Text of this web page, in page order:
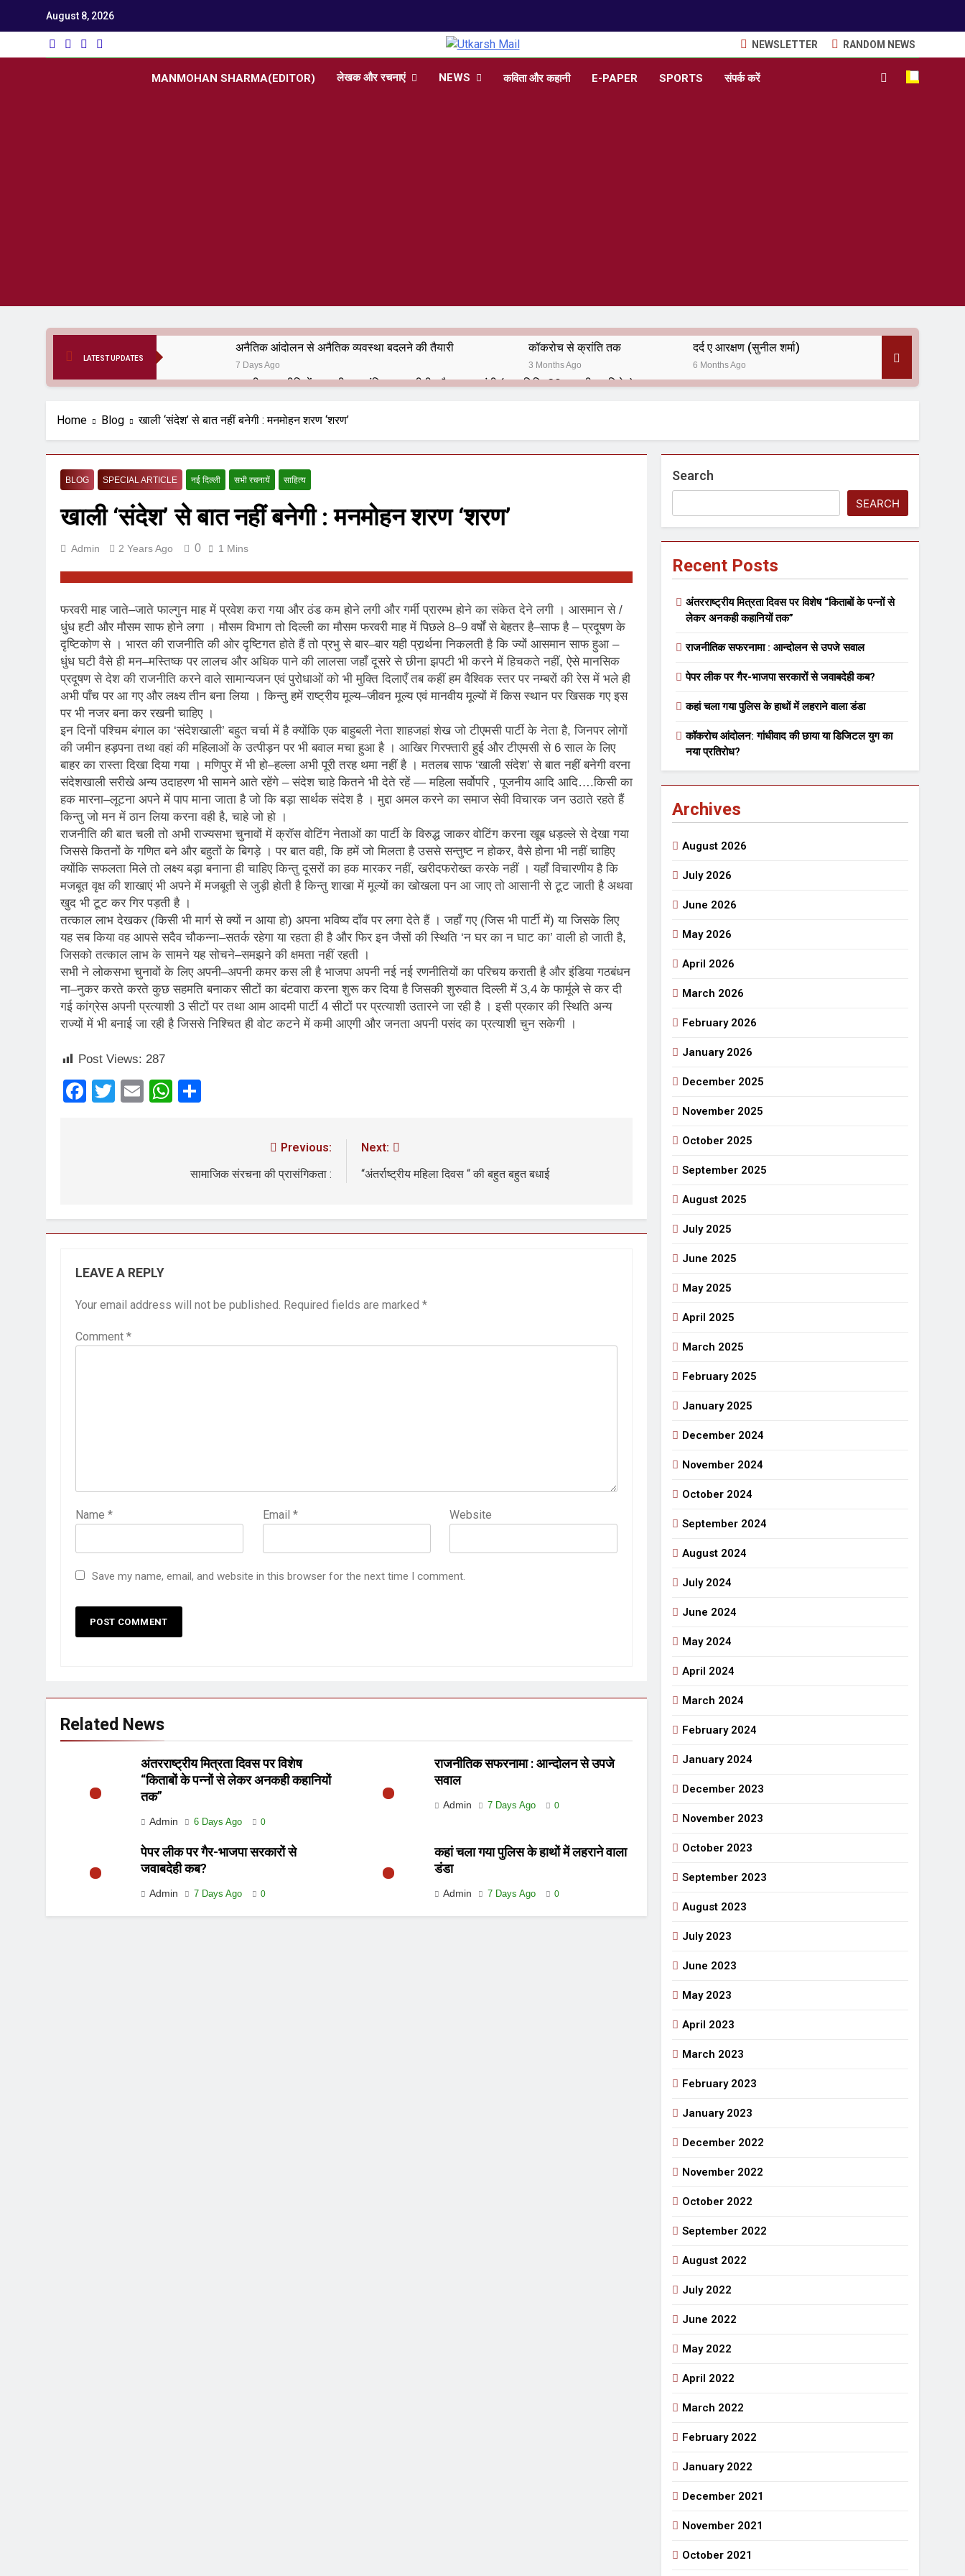
August 8, 2026
Utkarsh Mail
NEWSLETTER RANDOM NEWS
MANMOHAN SHARMA(EDITOR) लेखक और रचनाएं NEWS कविता और कहानी E-PAPER SPORTS संपर्क करें
LATEST UPDATES
अनैतिक आंदोलन से अनैतिक व्यवस्था बदलने की तैयारी
7 Days Ago
कॉकरोच से क्रांति तक
3 Months Ago
दर्द ए आरक्षण (सुनील शर्मा)
6 Months Ago
भारतीय राजनीति में आज भी प्रासांगिक एव अद्वीतीय है महात्मा गांधी (पुण्य तिथि-30 जनवरी पर विशेष)
आर्य समाज मधुबनी बिहार का शताब्दी समारोह
हरियाणा सरकार के बाबा बंदा सिंह बहादुर की स्मृति में स्मारक निर्माण की दिशा में बढ़ते कदम
1 Year Ago
आतंकवाद के जड़मूल नाश से पूर्व यह’ ऑपरेशन सिन्दूर’ रुकेगा नहीं : मनमोहन शर्मा ‘शरण’ (संपादक)
1 Year Ago
पाकिस्तान और PoK में 9 आतंकी ठिकानों पर भारत ने की एयर स्ट्राइक (ऑपरेशन सिन्दूर)
1 Year Ago
1 Year Ago
अनुराधा प्रकाशन, नई दिल्ली द्वारा ‘पुस्तक लोकार्पण, काव्य गोष्ठी एवं सम्मान समारोह’ का भव्य आयोजन
2 Years Ago
कितना बदल गया इंसान’ (सम्पादकीय)
2 Years Ago
अबकी बार हुए न पार
2 Years Ago
दिल्ली की फ़िरदौस ख़ान को मिला बेस्ट वालंटियर अवॉर्ड–लाल बिहारी लाल
2 Years Ago
समाज सेवा मे तत्पर दानवीर परिवार
2 Years Ago
“अंतर्राष्ट्रीय महिला दिवस “ की बहुत बहुत बधाई
2 Years Ago
भारत रत्न जननायक कर्पूरी ठाकुर
3 Years Ago
राम नाम लो प्रेम से – मनमोहन शर्मा ‘शरण’ (सम्पादकीय )
3 Years Ago
विश्व पुस्तक मेले (10-18 फरवरी) में अनुराधा प्रकाशन के स्टाल पर अपनी पुस्तक को प्रदर्शित/विमोचन हेतु संपर्क करें
3 Years Ago
२१वीं सदी में विश्व में हिंदी भाषा की स्वीकृति
3 Years Ago
मत बहाओ खून
3 Years Ago
सम्पादकीय : इंडिया / भारत , जी-20 में ‘भार-त’ का चमका सितारा
नोसेना प्रमुख एडमिरल आर हरि कुमार ने किया अनुराधा प्रकाशन की पुस्तकों एवं ‘उत्कर्ष मेल’ का लोकार्पण
3 Years Ago 3 Years Ago
डॉ. अम्बेडकर भारत के भव्यभाल पर एक सुरम्य तिलकहैं
3 Years Ago
श्री हनुमानजी का जन्म महोत्सव का भव्य आयोजन
3 Years Ago
अंतरराष्ट्रीय मित्रता दिवस पर विशेष “किताबों के पन्नों से लेकर अनकही कहानियों तक”
6 Days Ago
राजनीतिक सफरनामा : आन्दोलन से उपजे सवाल
पेपर लीक पर गैर-भाजपा सरकारों से जवाबदेही कब? कहां चला गया पुलिस के हाथों में लहराने वाला डंडा
Home Blog खाली ‘संदेश’ से बात नहीं बनेगी : मनमोहन शरण ‘शरण’
BLOG SPECIAL ARTICLE नई दिल्ली सभी रचनायें साहित्य
खाली ‘संदेश’ से बात नहीं बनेगी : मनमोहन शरण ‘शरण’
Admin 2 Years Ago 0 1 Mins
फरवरी माह जाते–जाते फाल्गुन माह में प्रवेश करा गया और ठंड कम होने लगी और गर्मी प्रारम्भ होने का संकेत देने लगी । आसमान से /
धुंध हटी और मौसम साफ होने लगा । मौसम विभाग तो दिल्ली का मौसम फरवरी माह में पिछले 8–9 वर्षों से बेहतर है–साफ है – प्रदूषण के
दृष्टिकोण से । भारत की राजनीति की ओर दृष्टिगत होते हैं तो प्रभु से बार–बार यही प्रार्र्थना निकलती है कि ज्यों आसमान साफ हुआ –
धुंध घटी वैसे ही मन–मस्तिष्क पर लालच और अधिक पाने की लालसा जहाँ दूसरे से छीना झपटी भी करने में हिचकते नहीं, ऐसे मानसिक
प्रदूषण से देश की राजनीति करने वाले सामान्यजन एवं पुरोधाओं को भी मुक्ति दिलाएँ तब कहीं हम वैश्विक स्तर पर नम्बरों की रेस में भले ही
अभी पाँच पर आ गए और लक्ष्य तीन बना लिया । किन्तु हमें राष्ट्रीय मूल्य–जीवन मूल्य एवं मानवीय मूल्यों में किस स्थान पर खिसक गए इस
पर भी नजर बना कर रखनी चाहिए ।
इन दिनों पश्चिम बंगाल का ‘संदेशखाली’ बहुत चर्चा में है क्योंकि एक बाहुबली नेता शाहजहां शेख जो टीएमसी पार्टी के नेता है, जिनपर लोगों
की जमीन हड़पना तथा वहां की महिलाओं के उत्पीड़न पर भी बवाल मचा हुआ है । आखिर गिरफ्तारी हुई और टीएमसी से 6 साल के लिए
बाहर का रास्ता दिखा दिया गया । मणिपुर में भी हो–हल्ला अभी पूरी तरह थमा नहीं है । मतलब साफ ‘खाली संदेश’ से बात नहीं बनेगी वरना
संदेशखाली सरीखे अन्य उदाहरण भी सामने आते रहेंगे – संदेश चाहे कितने भी देते रहें — महिला सर्वोपरि , पूजनीय आदि आदि….किसी का
हक मारना–लूटना अपने में पाप माना जाता है जो कि बड़ा सार्थक संदेश है । मुद्दा अमल करने का समाज सेवी विचारक जन उठाते रहते हैं
किन्तु जो मन में ठान लिया करना वही है, चाहे जो हो ।
राजनीति की बात चली तो अभी राज्यसभा चुनावों में क्रॉस वोटिंग नेताओं का पार्टी के विरुद्ध जाकर वोटिंग करना खूब धड़ल्ले से देखा गया
जिससे कितनों के गणित बने और बहुतों के बिगड़े । पर बात वही, कि हमें जो मिलता है उससे सन्तुष्ट न होकर, वैसे होना भी नहीं चाहिए
क्योंकि सफलता मिले तो लक्ष्य बड़ा बनाना ही चाहिए किन्तु दूसरों का हक मारकर नहीं, खरीदफरोख्त करके नहीं । यहाँ विचारणीय है कि
मजबूत वृक्ष की शाखाएं भी अपने में मजबूती से जुड़ी होती है किन्तु शाखा में मूल्यों का खोखला पन आ जाए तो आसानी से टूट जाती है अथवा
खुद भी टूट कर गिर पड़ती है ।
तत्काल लाभ देखकर (किसी भी मार्ग से क्यों न आया हो) अपना भविष्य दाँव पर लगा देते हैं । जहाँ गए (जिस भी पार्टी में) या जिसके लिए
यह सब किया वह आपसे सदैव चौकन्ना–सतर्क रहेगा या रहता ही है और फिर इन जैसों की स्थिति ‘न घर का न घाट का’ वाली हो जाती है,
जिसको तत्काल लाभ के सामने यह सोचने–समझने की क्षमता नहीं रहती ।
सभी ने लोकसभा चुनावों के लिए अपनी–अपनी कमर कस ली है भाजपा अपनी नई नई रणनीतियों का परिचय कराती है और इंडिया गठबंधन
ना–नुकर करते करते कुछ सहमति बनाकर सीटों का बंटवारा करना शुरू कर दिया है जिसकी शुरुवात दिल्ली में 3,4 के फार्मूले से कर दी
गई कांग्रेस अपनी प्रत्याशी 3 सीटों पर तथा आम आदमी पार्टी 4 सीटों पर प्रत्याशी उतारने जा रही है । इसी प्रकार की स्थिति अन्य
राज्यों में भी बनाई जा रही है जिससे निश्चित ही वोट कटने में कमी आएगी और जनता अपनी पसंद का प्रत्याशी चुन सकेगी ।
Post Views: 287
Facebook
TwitterEmailWhatsApp
Previous:
सामाजिक संरचना की प्रासंगिकता :
Next:
“अंतर्राष्ट्रीय महिला दिवस “ की बहुत बहुत बधाई
LEAVE A REPLY
Your email address will not be published. Required fields are marked *
Comment *
Name * Email * Website
Save my name, email, and website in this browser for the next time I comment.
Related News
अंतरराष्ट्रीय मित्रता दिवस पर विशेष
“किताबों के पन्नों से लेकर अनकही कहानियों
तक”
Admin 6 Days Ago 0
राजनीतिक सफरनामा : आन्दोलन से उपजे
सवाल
Admin 7 Days Ago 0
पेपर लीक पर गैर-भाजपा सरकारों से
जवाबदेही कब?
Admin 7 Days Ago 0
कहां चला गया पुलिस के हाथों में लहराने वाला
डंडा
Admin 7 Days Ago 0
Search
SEARCH
Recent Posts
अंतरराष्ट्रीय मित्रता दिवस पर विशेष “किताबों के पन्नों से
लेकर अनकही कहानियों तक”
राजनीतिक सफरनामा : आन्दोलन से उपजे सवाल
पेपर लीक पर गैर-भाजपा सरकारों से जवाबदेही कब?
कहां चला गया पुलिस के हाथों में लहराने वाला डंडा
कॉकरोच आंदोलन: गांधीवाद की छाया या डिजिटल युग का
नया प्रतिरोध?
Archives
August 2026
July 2026
June 2026
May 2026
April 2026
March 2026
February 2026
January 2026
December 2025
November 2025
October 2025
September 2025
August 2025
July 2025
June 2025
May 2025
April 2025
March 2025
February 2025
January 2025
December 2024
November 2024
October 2024
September 2024
August 2024
July 2024
June 2024
May 2024
April 2024
March 2024
February 2024
January 2024
December 2023
November 2023
October 2023
September 2023
August 2023
July 2023
June 2023
May 2023
April 2023
March 2023
February 2023
January 2023
December 2022
November 2022
October 2022
September 2022
August 2022
July 2022
June 2022
May 2022
April 2022
March 2022
February 2022
January 2022
December 2021
November 2021
October 2021